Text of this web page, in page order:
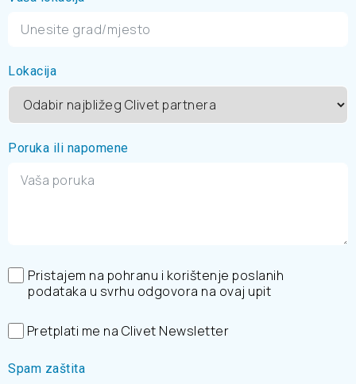
Lokacija
Poruka ili napomene
Pristajem na pohranu i korištenje poslanih
podataka u svrhu odgovora na ovaj upit
Pretplati me na Clivet Newsletter
Spam zaštita